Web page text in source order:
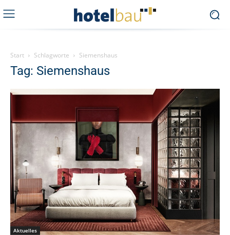
Start Schlagworte Siemenshaus
Tag: Siemenshaus
Aktuelles